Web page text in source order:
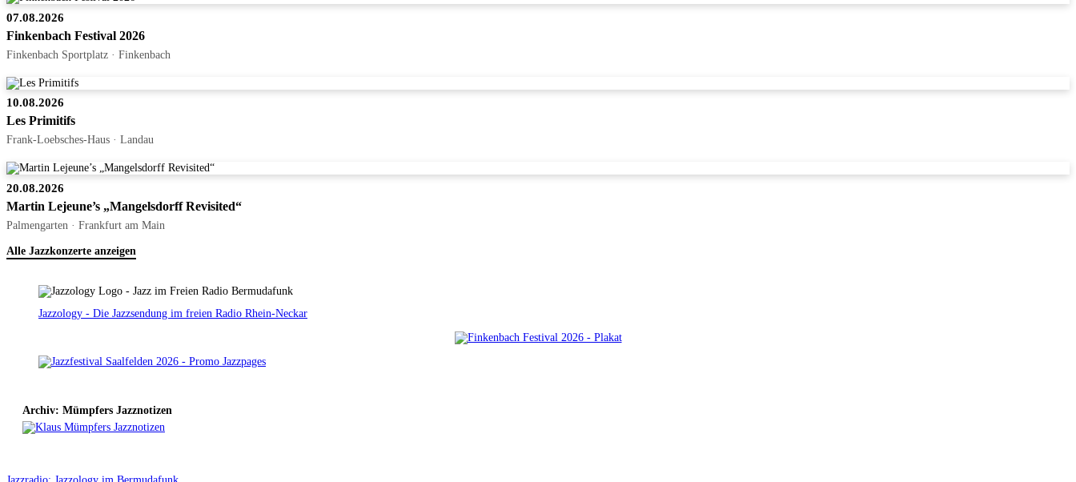
07.08.2026
Finkenbach Festival 2026
Finkenbach Sportplatz · Finkenbach
10.08.2026
Les Primitifs
Frank-Loebsches-Haus · Landau
20.08.2026
Martin Lejeune’s „Mangelsdorff Revisited“
Palmengarten · Frankfurt am Main
Alle Jazzkonzerte anzeigen
Jazzology - Die Jazzsendung im freien Radio Rhein-Neckar
Archiv: Mümpfers Jazznotizen